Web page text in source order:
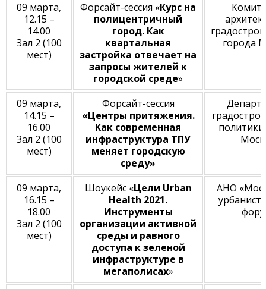
09 марта,
12.15 –
14.00
Зал 2 (100
мест)
Форсайт-сессия «Курс на
полицентричный
город. Как
квартальная
застройка отвечает на
запросы жителей к
городской среде»
города
09 марта,
14.15 –
16.00
Зал 2 (100
мест)
Форсайт-сессия
«Центры притяжения.
Как современная
инфраструктура ТПУ
меняет городскую
среду»
09 марта,
16.15 –
18.00
Зал 2 (100
мест)
Шоукейс «Цели Urban
Health 2021.
Инструменты
организации активной
среды и равного
доступа к зеленой
инфраструктуре в
мегаполисах»
АНО